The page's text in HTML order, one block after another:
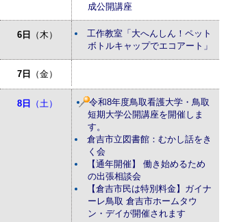
成公開講座
6日 （木）
工作教室「大へんしん！ペット
ボトルキャップでエコアート」
7日 （金）
8日 （土）
令和8年度鳥取看護大学・鳥取
短期大学公開講座を開催しま
す。
倉吉市立図書館：むかし話をき
く会
【通年開催】 働き始めるため
の出張相談会
【倉吉市民は特別料金】ガイナ
ーレ鳥取 倉吉市ホームタウ
ン・デイが開催されます